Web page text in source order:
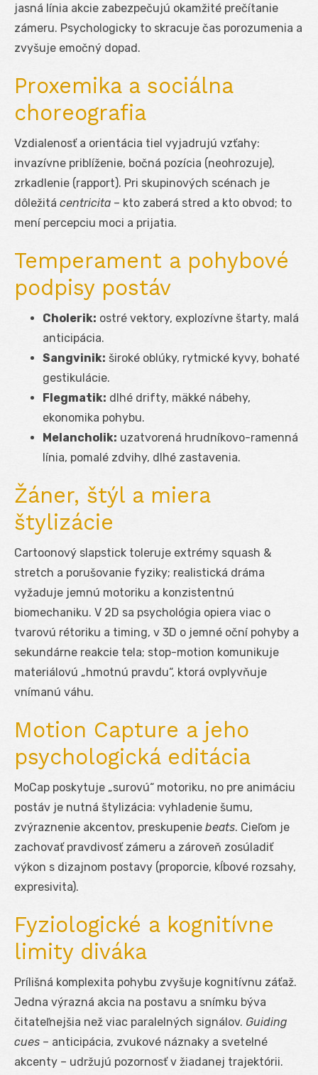
jasná línia akcie zabezpečujú okamžité prečítanie
zámeru. Psychologicky to skracuje čas porozumenia a
zvyšuje emočný dopad.
Proxemika a sociálna
choreografia
Vzdialenosť a orientácia tiel vyjadrujú vzťahy:
invazívne priblíženie, bočná pozícia (neohrozuje),
zrkadlenie (rapport). Pri skupinových scénach je
dôležitá centricita – kto zaberá stred a kto obvod; to
mení percepciu moci a prijatia.
Temperament a pohybové
podpisy postáv
Cholerik: ostré vektory, explozívne štarty, malá
anticipácia.
Sangvinik: široké oblúky, rytmické kyvy, bohaté
gestikulácie.
Flegmatik: dlhé drifty, mäkké nábehy,
ekonomika pohybu.
Melancholik: uzatvorená hrudníkovo-ramenná
línia, pomalé zdvihy, dlhé zastavenia.
Žáner, štýl a miera
štylizácie
Cartoonový slapstick toleruje extrémy squash &
stretch a porušovanie fyziky; realistická dráma
vyžaduje jemnú motoriku a konzistentnú
biomechaniku. V 2D sa psychológia opiera viac o
tvarovú rétoriku a timing, v 3D o jemné oční pohyby a
sekundárne reakcie tela; stop-motion komunikuje
materiálovú „hmotnú pravdu“, ktorá ovplyvňuje
vnímanú váhu.
Motion Capture a jeho
psychologická editácia
MoCap poskytuje „surovú“ motoriku, no pre animáciu
postáv je nutná štylizácia: vyhladenie šumu,
zvýraznenie akcentov, preskupenie beats. Cieľom je
zachovať pravdivosť zámeru a zároveň zosúladiť
výkon s dizajnom postavy (proporcie, kĺbové rozsahy,
expresivita).
Fyziologické a kognitívne
limity diváka
Prílišná komplexita pohybu zvyšuje kognitívnu záťaž.
Jedna výrazná akcia na postavu a snímku býva
čitateľnejšia než viac paralelných signálov. Guiding
cues – anticipácia, zvukové náznaky a svetelné
akcenty – udržujú pozornosť v žiadanej trajektórii.